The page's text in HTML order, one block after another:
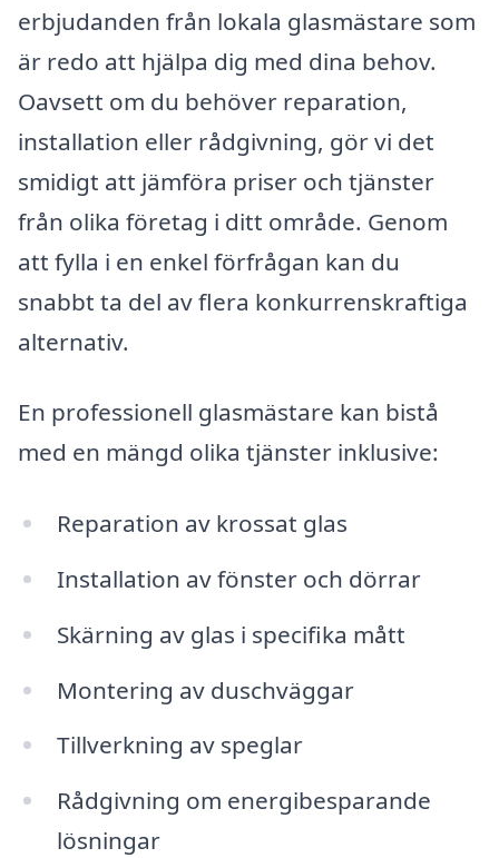
erbjudanden från lokala glasmästare som
är redo att hjälpa dig med dina behov.
Oavsett om du behöver reparation,
installation eller rådgivning, gör vi det
smidigt att jämföra priser och tjänster
från olika företag i ditt område. Genom
att fylla i en enkel förfrågan kan du
snabbt ta del av flera konkurrenskraftiga
alternativ.
En professionell glasmästare kan bistå
med en mängd olika tjänster inklusive:
Reparation av krossat glas
Installation av fönster och dörrar
Skärning av glas i specifika mått
Montering av duschväggar
Tillverkning av speglar
Rådgivning om energibesparande
lösningar